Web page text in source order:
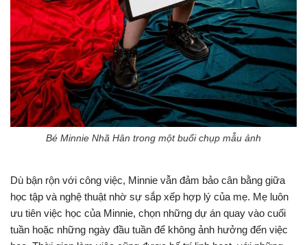
Bé Minnie Nhã Hân trong một buổi chụp mẫu ảnh
Dù bận rộn với công việc, Minnie vẫn đảm bảo cân bằng giữa
học tập và nghệ thuật nhờ sự sắp xếp hợp lý của mẹ. Mẹ luôn
ưu tiên việc học của Minnie, chọn những dự án quay vào cuối
tuần hoặc những ngày đầu tuần để không ảnh hưởng đến việc